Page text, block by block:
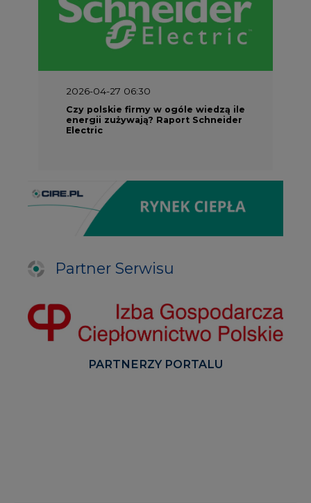
2026-04-27 06:30
Partner Serwisu
PARTNERZY PORTALU